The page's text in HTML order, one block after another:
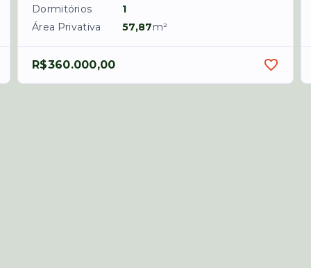
Dormitórios
1
Área Privativa
57,87m²
R$360.000,00